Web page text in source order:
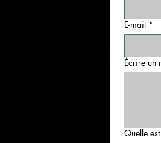
E-mail *
Écrire un
Quelle